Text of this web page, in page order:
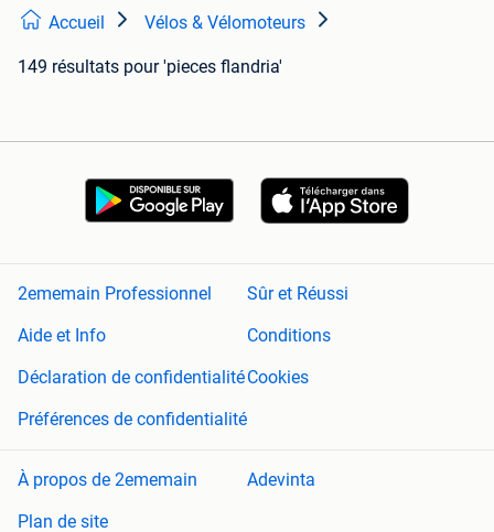
Accueil Vélos & Vélomoteurs
149 résultats pour 'pieces flandria'
2ememain Professionnel
Sûr et Réussi
Aide et Info
Conditions
Déclaration de confidentialitéCookies
Préférences de confidentialité
À propos de 2ememain
Adevinta
Plan de site